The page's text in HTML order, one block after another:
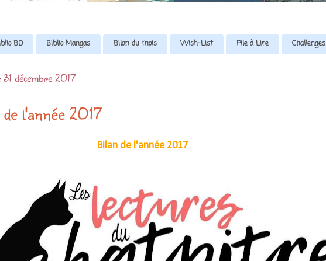
BD Biblio Mangas Bilan du mois Wish-List Pile à Lire Challenges
31 décembre 2017
l'année 2017
Bilan de l'année 2017